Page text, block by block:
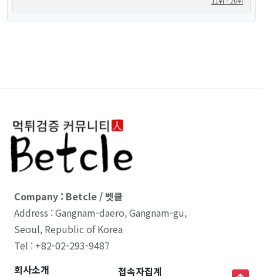
Company : Betcle / 벳클
Address : Gangnam-daero, Gangnam-gu,
Seoul, Republic of Korea
Tel : +82-02-293-9487
회사소개
접속자집계